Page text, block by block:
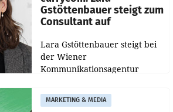
Gstöttenbauer steigt zum
Consultant auf
Lara Gstöttenbauer steigt bei
der Wiener
Kommunikationsagentur
partners zum Consultant auf.
Die 27-jährige Beraterin
MARKETING & MEDIA